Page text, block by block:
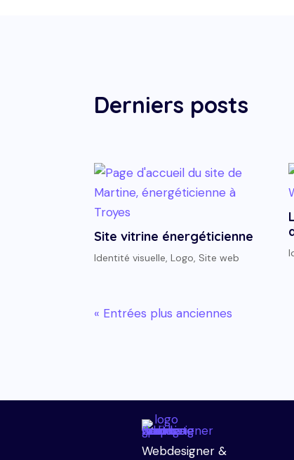
Derniers posts
Site vitrine énergéticienne
Identité visuelle ,Logo Site web
« Entrées plus anciennes
Webdesigner &